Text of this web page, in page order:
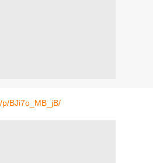
BJi7o_MB_jB/